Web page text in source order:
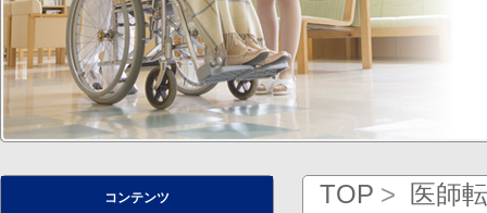
TOP 医師
コンテンツ